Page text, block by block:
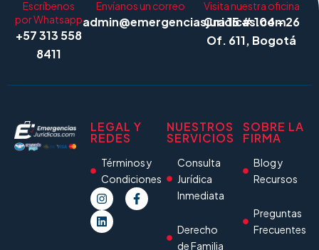
Escríbenos
por Whatsapp
+57 313 558
8411
Envíanos un correo
admin@emergenciasjuridicas.com
Visita nuestra oficina
Cra 15 # 104 - 26
Of. 611, Bogotá
LEGAL Y
REDES
Términos y
Condiciones
NUESTROS
SERVICIOS
Consulta
Jurídica
Inmediata
Derecho
de Familia
SOBRE LA
FIRMA
Blog y
Recursos
Preguntas
Frecuentes